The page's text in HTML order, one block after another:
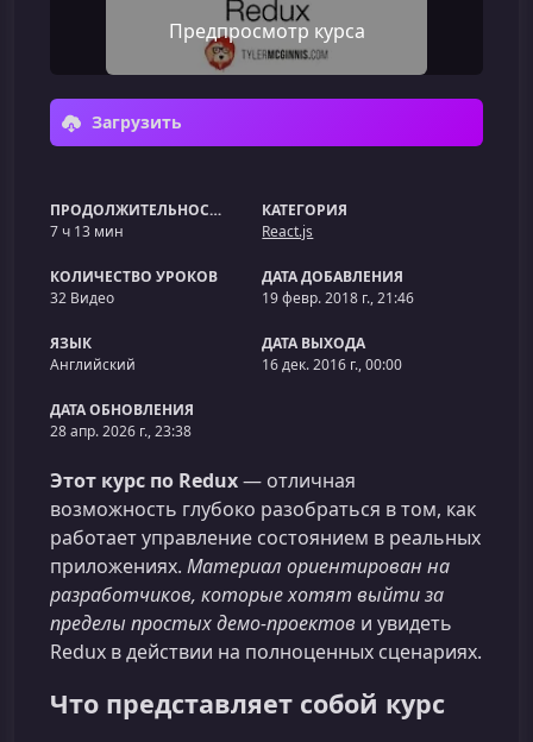
Предпросмотр курса
Загрузить
ПРОДОЛЖИТЕЛЬНОСТЬ
7 ч 13 мин
КАТЕГОРИЯ
React.js
КОЛИЧЕСТВО УРОКОВ
32 Видео
ДАТА ДОБАВЛЕНИЯ
19 февр. 2018 г., 21:46
ЯЗЫК
Английский
ДАТА ВЫХОДА
16 дек. 2016 г., 00:00
ДАТА ОБНОВЛЕНИЯ
28 апр. 2026 г., 23:38
Этот курс по Redux— отличная
возможность глубоко разобраться в том, как
работает управление состоянием в реальных
приложениях. Материал ориентирован на
разработчиков, которые хотят выйти за
пределы простых демо-проектов и увидеть
Redux в действии на полноценных сценариях.
Что представляет собой курс